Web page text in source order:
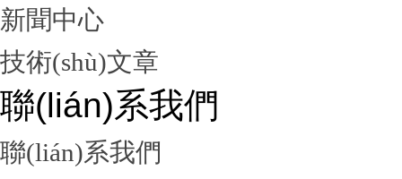
新聞中心
技術(shù)文章
聯(lián)系我們
聯(lián)系我們